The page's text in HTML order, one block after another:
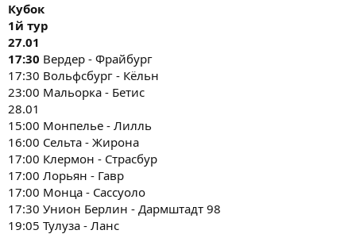
Кубок
1й тур
27.01
17:30 Вердер - Фрайбург
17:30 Вольфсбург - Кёльн
23:00 Мальорка - Бетис
28.01
15:00 Монпелье - Лилль
16:00 Сельта - Жирона
17:00 Клермон - Страсбур
17:00 Лорьян - Гавр
17:00 Монца - Сассуоло
17:30 Унион Берлин - Дармштадт 98
19:05 Тулуза - Ланс